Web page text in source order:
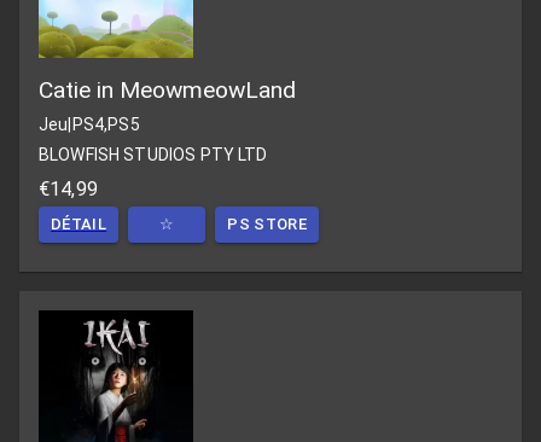
Catie in MeowmeowLand
Jeu PS4,PS5
BLOWFISH STUDIOS PTY LTD
€14,99
DÉTAIL ☆ PS STORE